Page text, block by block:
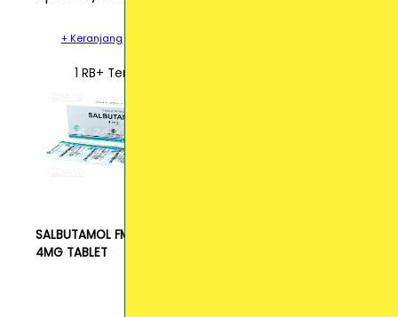
+ Keranjang
1 RB+ Terjual
SALBUTAMOL FM
4MG TABLET